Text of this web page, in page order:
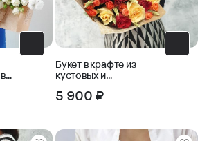
Букет в крафте из
кустовых и
пшеницей
5 900 ₽